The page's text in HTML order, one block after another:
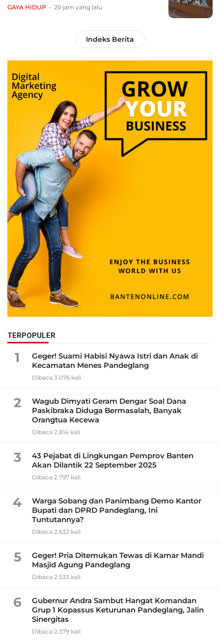
GAYA HIDUP 20 jam yang lalu
Indeks Berita
TERPOPULER
1
Geger! Suami Habisi Nyawa Istri dan Anak di
Kecamatan Menes Pandeglang
Dibaca 3.076 kali
2
Wagub Dimyati Geram Dengar Soal Dana
Paskibraka Diduga Bermasalah, Banyak
Orangtua Kecewa
Dibaca 2.814 kali
3
43 Pejabat di Lingkungan Pemprov Banten
Akan Dilantik 22 September 2025
Dibaca 2.797 kali
4
Warga Sobang dan Panimbang Demo Kantor
Bupati dan DPRD Pandeglang, Ini
Tuntutannya?
Dibaca 2.632 kali
5
Geger! Pria Ditemukan Tewas di Kamar Mandi
Masjid Agung Pandeglang
Dibaca 2.533 kali
6
Gubernur Andra Sambut Hangat Komandan
Grup 1 Kopassus Keturunan Pandeglang, Jalin
Sinergitas
Dibaca 2.379 kali